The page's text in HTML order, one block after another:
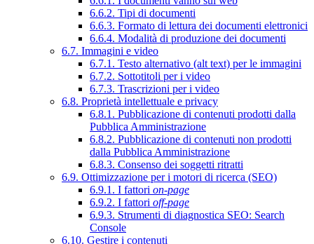
6.6.2. Tipi di documenti
6.6.3. Formato di lettura dei documenti elettronici
6.6.4. Modalità di produzione dei documenti
6.7. Immagini e video
6.7.1. Testo alternativo (alt text) per le immagini
6.7.2. Sottotitoli per i video
6.7.3. Trascrizioni per i video
6.8. Proprietà intellettuale e privacy
6.8.1. Pubblicazione di contenuti prodotti dalla
Pubblica Amministrazione
6.8.2. Pubblicazione di contenuti non prodotti
dalla Pubblica Amministrazione
6.8.3. Consenso dei soggetti ritratti
6.9. Ottimizzazione per i motori di ricerca (SEO)
6.9.1. I fattori on-page
6.9.2. I fattori off-page
6.9.3. Strumenti di diagnostica SEO: Search
Console
6.10. Gestire i contenuti